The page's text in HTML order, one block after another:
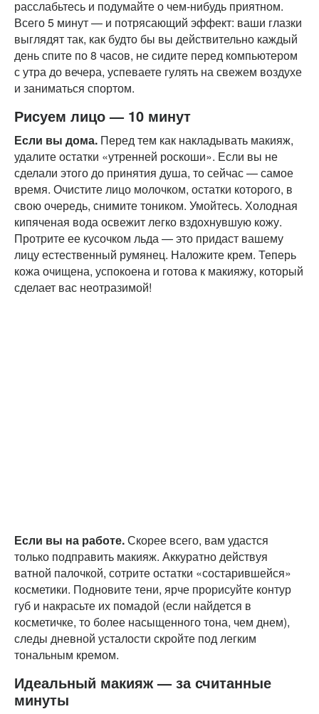
расслабьтесь и подумайте о чем-нибудь приятном.
Всего 5 минут — и потрясающий эффект: ваши глазки
выглядят так, как будто бы вы действительно каждый
день спите по 8 часов, не сидите перед компьютером
с утра до вечера, успеваете гулять на свежем воздухе
и заниматься спортом.
Рисуем лицо — 10 минут
Если вы дома. Перед тем как накладывать макияж,
удалите остатки «утренней роскоши». Если вы не
сделали этого до принятия душа, то сейчас — самое
время. Очистите лицо молочком, остатки которого, в
свою очередь, снимите тоником. Умойтесь. Холодная
кипяченая вода освежит легко вздохнувшую кожу.
Протрите ее кусочком льда — это придаст вашему
лицу естественный румянец. Наложите крем. Теперь
кожа очищена, успокоена и готова к макияжу, который
сделает вас неотразимой!
Если вы на работе.Скорее всего, вам удастся
только подправить макияж. Аккуратно действуя
ватной палочкой, сотрите остатки «состарившейся»
косметики. Подновите тени, ярче прорисуйте контур
губ и накрасьте их помадой (если найдется в
косметичке, то более насыщенного тона, чем днем),
следы дневной усталости скройте под легким
тональным кремом.
Идеальный макияж — за считанные
минуты